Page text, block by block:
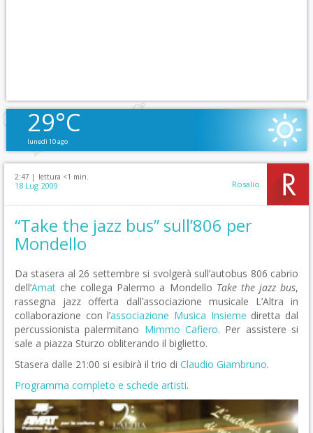
29°C
lunedì 10 ago
2:47 | lettura <1 min.
18 Lug 2009 Rosalio
“Take the jazz bus” sull’806 per
Mondello
Da stasera al 26 settembre si svolgerà sull’autobus 806 cabrio
dell’Amat che collega Palermo a Mondello Take the jazz bus,
rassegna jazz offerta dall’associazione musicale L’Altra in
collaborazione con l’associazione Musica Insieme diretta dal
percussionista palermitano Mimmo Cafiero. Per assistere si
sale a piazza Sturzo obliterando il biglietto.
Stasera dalle 21:00 si esibirà il trio di Claudio Giambruno.
Programma completo e schede artisti.